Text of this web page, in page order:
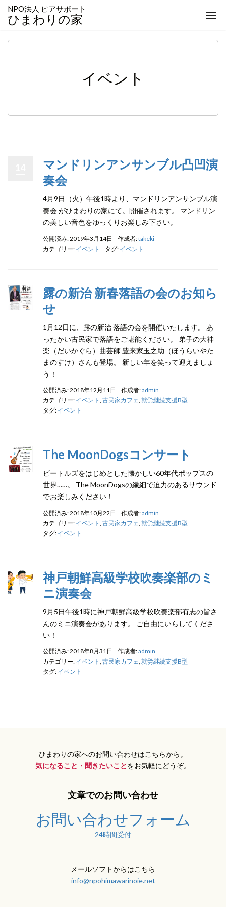
NPO法人 ピアサポート
ひまわりの家
イベント
マンドリンアンサンブル凸凹演
奏会
4月9日（火）午後1時より、マンドリンアンサンブル演
奏会 がひまわりの家にて。開催されます。 マンドリン
の美しい音色をゆっくりお楽しみ下さい。
公開済み: 2019年3月14日 作成者:takeki
カテゴリー: イベント タグ: イベント
露の新治 新春落語の会のお知ら
せ
1月12日に、露の新治 落語の会を開催いたします。 あ
ったかい古民家で落語をご堪能ください。 弟子の大神
楽（だいかぐら）曲芸師 豊来家玉之助（ほうらいやた
まのすけ）さんも登場。 新しい年を笑って迎えましょ
う！
公開済み: 2018年12月11日 作成者:admin
カテゴリー: イベント , 古民家カフェ, 就労継続支援B型
タグ: イベント
The MoonDogsコンサート
ビートルズをはじめとした懐かしい60年代ポップスの
世界……。 The MoonDogsの繊細で迫力のあるサウンド
でお楽しみください！
公開済み: 2018年10月22日 作成者:admin
カテゴリー: イベント 古民家カフェ 就労継続支援B型
タグ: イベント
神戸朝鮮高級学校吹奏楽部のミ
ニ演奏会
9月5日午後1時に神戸朝鮮高級学校吹奏楽部有志の皆さ
んのミニ演奏会があります。 ご自由にいらしてくださ
い！
公開済み: 2018年8月31日 作成者:admin
カテゴリー: イベント , 古民家カフェ, 就労継続支援B型
タグ: イベント
ひまわりの家へのお問い合わせはこちらから。
気になること・聞きたいことをお気軽にどうぞ。
文章でのお問い合わせ
お問い合わせフォーム
24時間受付
メールソフトからはこちら
info@npohimawarinoie.net